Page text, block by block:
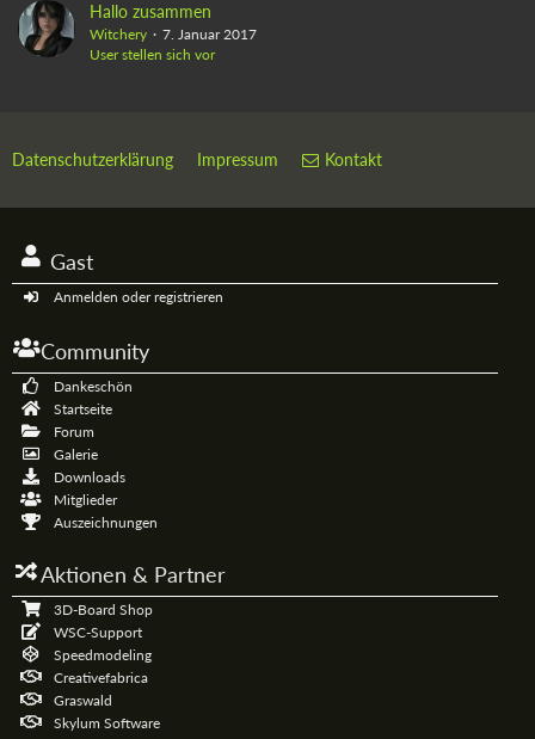
Hallo zusammen
Witchery
7. Januar 2017
User stellen sich vor
Datenschutzerklärung Impressum Kontakt
Gast
Anmelden oder registrieren
Community
Dankeschön
Startseite
Forum
Galerie
Downloads
Mitglieder
Auszeichnungen
Aktionen & Partner
3D-Board Shop
WSC-Support
Speedmodeling
Creativefabrica
Graswald
Skylum Software